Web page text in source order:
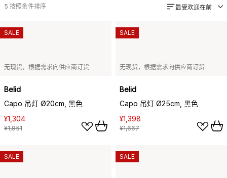
5 按照条件排序 最受欢迎在前
无现货，根据需求向供应商订货
Belid
Capo 吊灯 Ø20cm, 黑色
¥1,304
¥1,851
SALE
无现货，根据需求向供应商订货
Belid
Capo 吊灯 Ø25cm, 黑色
¥1,398
¥1,667
SALE
SALE SALE